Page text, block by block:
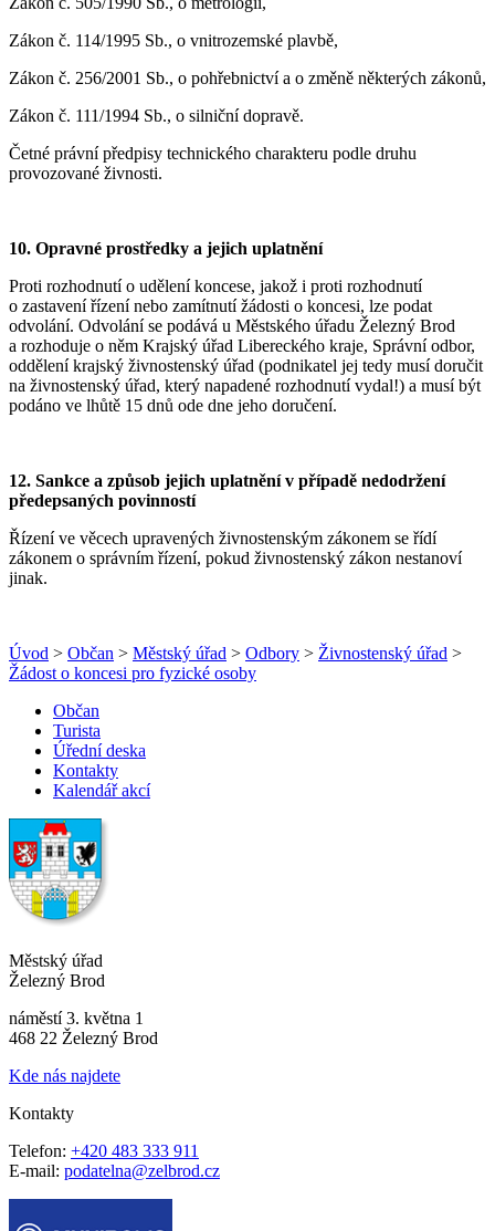
Zákon č. 114/1995 Sb., o vnitrozemské plavbě,
Zákon č. 256/2001 Sb., o pohřebnictví a o změně některých zákonů,
Zákon č. 111/1994 Sb., o silniční dopravě.
Četné právní předpisy technického charakteru podle druhu
provozované živnosti.
10. Opravné prostředky a jejich uplatnění
Proti rozhodnutí o udělení koncese, jakož i proti rozhodnutí
o zastavení řízení nebo zamítnutí žádosti o koncesi, lze podat
odvolání. Odvolání se podává u Městského úřadu Železný Brod
a rozhoduje o něm Krajský úřad Libereckého kraje, Správní odbor,
oddělení krajský živnostenský úřad (podnikatel jej tedy musí doručit
na živnostenský úřad, který napadené rozhodnutí vydal!) a musí být
podáno ve lhůtě 15 dnů ode dne jeho doručení.
12. Sankce a způsob jejich uplatnění v případě nedodržení
předepsaných povinností
Řízení ve věcech upravených živnostenským zákonem se řídí
zákonem o správním řízení, pokud živnostenský zákon nestanoví
jinak.
Úvod > Občan > Městský úřad > Odbory > Živnostenský úřad >
Žádost o koncesi pro fyzické osoby
Občan
Turista
Úřední deska
Kontakty
Kalendář akcí
Městský úřad
Železný Brod
náměstí 3. května 1
468 22 Železný Brod
Kde nás najdete
Kontakty
Telefon: +420 483 333 911
E-mail: podatelna@zelbrod.cz